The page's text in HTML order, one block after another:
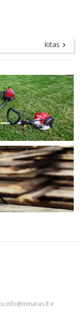
Kitas 
info@minaras.lt ir